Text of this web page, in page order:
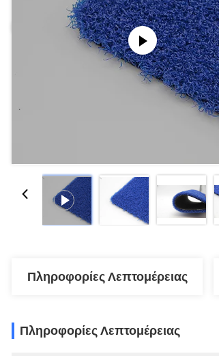
Πληροφορίες Λεπτομέρειας
Πληροφορίες Λεπτομέρειας